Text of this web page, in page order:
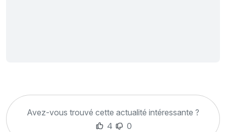
Avez-vous trouvé cette actualité intéressante ?
4
0